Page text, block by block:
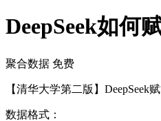
DeepSeek如何
聚合数据 免费
【清华大学第二版】DeepSeek
数据格式：